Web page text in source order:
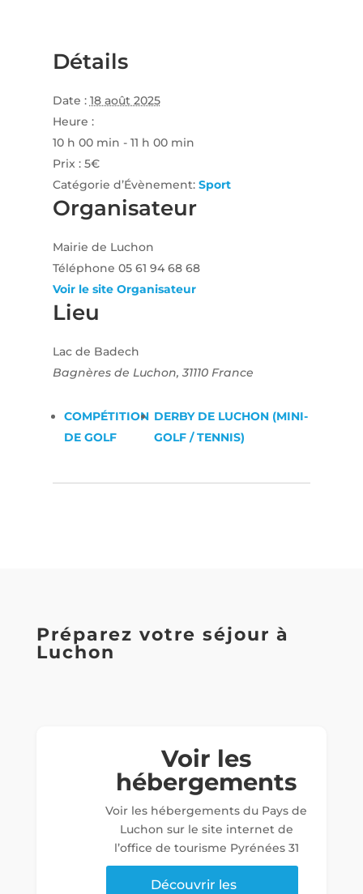
Détails
Date : 18 août 2025
Heure :
10 h 00 min - 11 h 00 min
Prix : 5€
Catégorie d’Évènement: Sport
Lieu
Lac de Badech
Bagnères de Luchon, 31110 France
Organisateur
Mairie de Luchon
Téléphone 05 61 94 68 68
Voir le site Organisateur
COMPÉTITION
DE GOLF
DERBY DE LUCHON (MINI-
GOLF / TENNIS)
Préparez votre séjour à
Luchon
Voir les
hébergements
Voir les hébergements du Pays de
Luchon sur le site internet de
l’office de tourisme Pyrénées 31
Découvrir les